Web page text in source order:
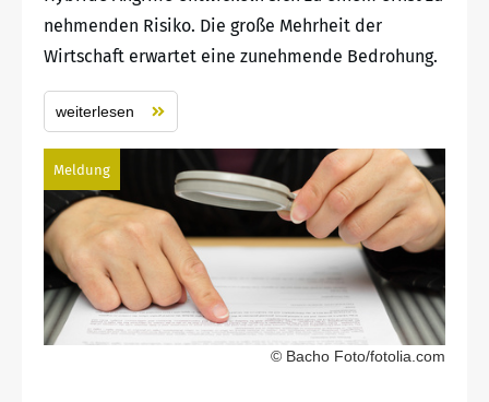
nehmenden Risiko. Die große Mehrheit der
Wirtschaft erwartet eine zunehmende Bedrohung.
weiterlesen
Meldung
© Bacho Foto/fotolia.com